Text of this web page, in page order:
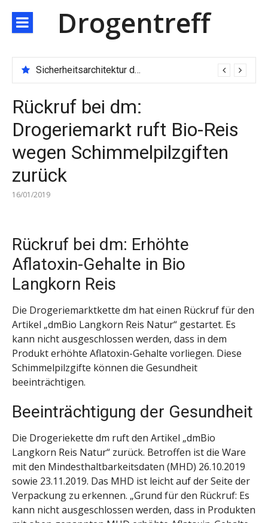
zum
Inhalt
Drogentreff
Sicherheitsarchitektur der nächsten Generation: JARXE kombiniert Multi-Wallet und MPC als Schutzschild für digitales Vertrauen
Rückruf bei dm:
Drogeriemarkt ruft Bio-Reis
wegen Schimmelpilzgiften
zurück
16/01/2019
Rückruf bei dm: Erhöhte
Aflatoxin-Gehalte in Bio
Langkorn Reis
Die Drogeriemarktkette dm hat einen Rückruf für den
Artikel „dmBio Langkorn Reis Natur“ gestartet. Es
kann nicht ausgeschlossen werden, dass in dem
Produkt erhöhte Aflatoxin-Gehalte vorliegen. Diese
Schimmelpilzgifte können die Gesundheit
beeinträchtigen.
Beeinträchtigung der Gesundheit
Die Drogeriekette dm ruft den Artikel „dmBio
Langkorn Reis Natur“ zurück. Betroffen ist die Ware
mit den Mindesthaltbarkeitsdaten (MHD) 26.10.2019
sowie 23.11.2019. Das MHD ist leicht auf der Seite der
Verpackung zu erkennen. „Grund für den Rückruf: Es
kann nicht ausgeschlossen werden, dass in Produkten